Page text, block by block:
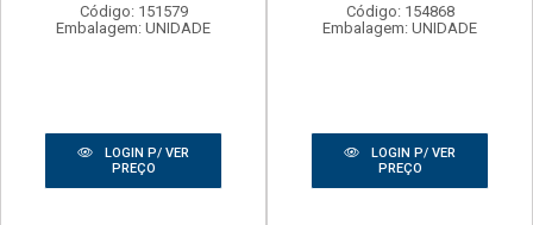
Código: 151579
Embalagem: UNIDADE
LOGIN P/ VER
PREÇO
Código: 154868
Embalagem: UNIDADE
LOGIN P/ VER
PREÇO